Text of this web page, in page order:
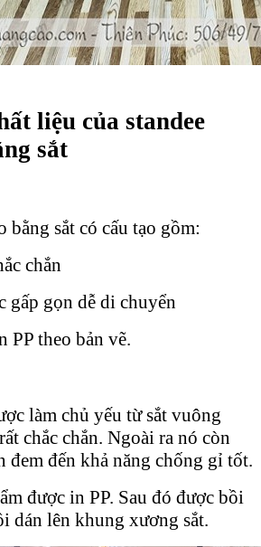
liệu của standee
sắt
bằng sắt có cấu tạo gồm:
chắn
gấp gọn dễ di chuyển
PP theo bản vẽ.
làm chủ yếu từ sắt vuông
chắc chắn. Ngoài ra nó còn
đem đến khả năng chống gỉ tốt.
được in PP. Sau đó được bồi
dán lên khung xương sắt.